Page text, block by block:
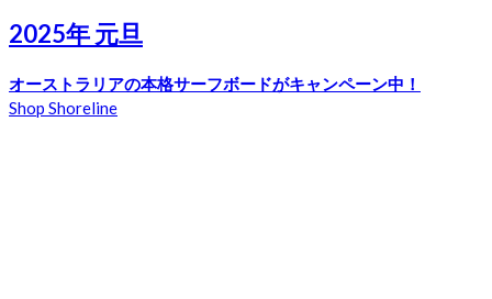
2025年 元旦
オーストラリアの本格サーフボードがキャンペーン中！
Shop Shoreline